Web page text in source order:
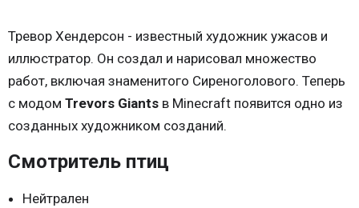
Тревор Хендерсон - известный художник ужасов и
иллюстратор. Он создал и нарисовал множество
работ, включая знаменитого Сиреноголового. Теперь
с модом Trevors Giants в Minecraft появится одно из
созданных художником созданий.
Смотритель птиц
Нейтрален